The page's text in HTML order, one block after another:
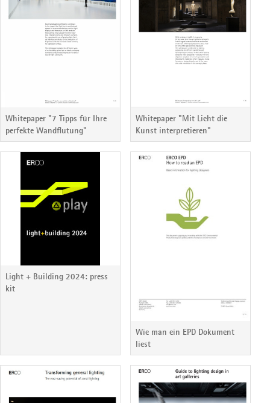
Whitepaper "7 Tipps für Ihre
perfekte Wandflutung"
Whitepaper "Mit Licht die
Kunst interpretieren"
Light + Building 2024: press
kit
Wie man ein EPD Dokument
liest